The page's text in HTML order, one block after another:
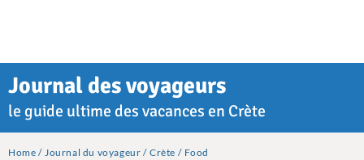
Journal des voyageurs
le guide ultime des vacances en Crète
Home Journal du voyageur Crète Food